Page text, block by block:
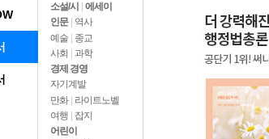
소설/시
에세이
인문
역사
예술 | 종교
사회 | 과학
경제 경영
자기계발
만화 | 라이트노벨
여행
잡지
어린이